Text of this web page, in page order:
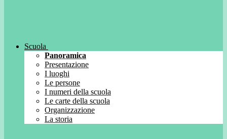
Scuola
Panoramica
Presentazione
I luoghi
Le persone
I numeri della scuola
Le carte della scuola
Organizzazione
La storia